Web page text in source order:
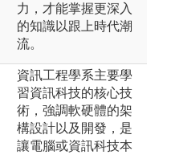
力，才能掌握更深入
的知識以跟上時代潮
流。
資訊工程學系主要學
習資訊科技的核心技
術，強調軟硬體的架
構設計以及開發，是
讓電腦或資訊科技本